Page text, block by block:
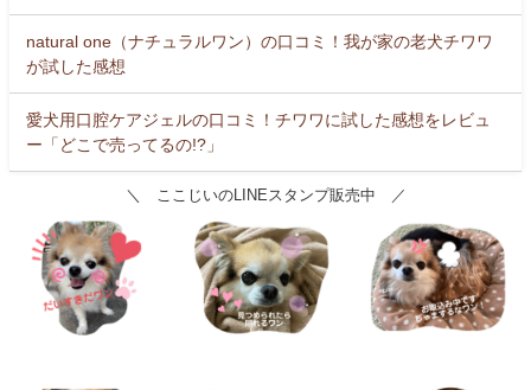
natural one（ナチュラルワン）の口コミ！我が家の老犬チワワ
が試した感想
愛犬用口腔ケアジェルの口コミ！チワワに試した感想をレビュ
ー「どこで売ってるの!?」
＼ ここじいのLINEスタンプ販売中 ／